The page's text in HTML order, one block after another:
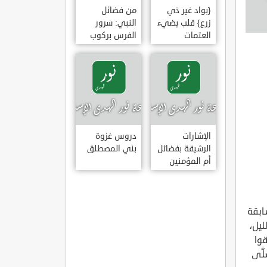
رواه، والصحابة يُشارِكون سائرَ الرواةِ في جميعِ ذلك إلاَّ في الجَرْح والتعديل؛ فإنَّهم كلَّهم عدولٌ لا يتطرَّق إليهم الجرحُ؛ لأنَّ الله - عزَّ وجلَّ - ورسولَه زكيَّاهم وعدَّلاهم، وذلك مشهورٌ لا نَحتاج لذِكره[13]. والمسلِمون مجمعونَ على أنَّ أفضلَهم الخلفاءُ الأربعةُ - رضي الله عنهم - ثم السِّتَّة الباقون إلى تمامِ العَشرة، ثم البدريُّون، ثم أصحابُ أُحُد، ثم أهلُ بَيعة الرضوان بالحديبية، وعلى كلٍّ قالَ رسولُ الله - صلَّى الله عليه وسلَّم -: ((خَيرُ أمَّتي قَرْني، ثم الذين يَلونهم، ثم الَّذين يَلونَهم))، قال عمرانُ: ف
{بواد غير ذي
زرع} قلب يضيء
العتمات
من فضائل
النبي: سرور
الفرس بركوب
النبي وخضوع
البراق له
الإشارات
الرشيقة بفضائل
أم المؤمنين
عائشة الصديقة
دروس غزوة
بني المصطلق